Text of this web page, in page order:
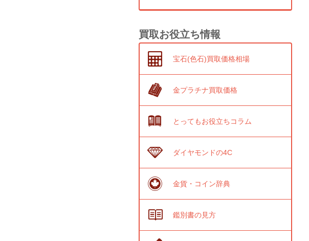
買取お役立ち情報
宝石(色石)買取価格相場
金プラチナ買取価格
とってもお役立ちコラム
ダイヤモンドの4C
金貨・コイン辞典
鑑別書の見方